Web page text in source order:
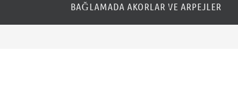
BAĞLAMADA AKORLAR VE ARPEJLER